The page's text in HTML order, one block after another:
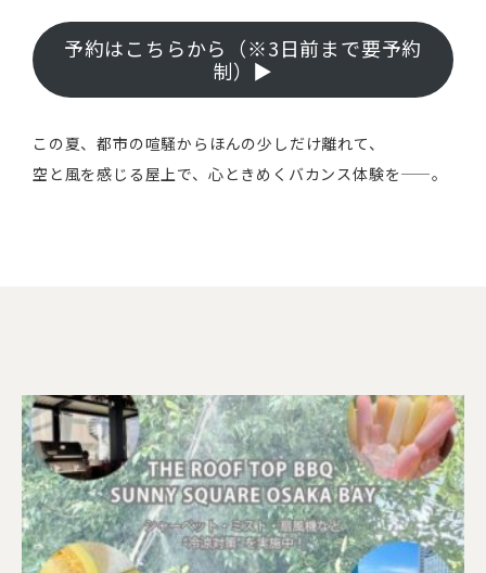
予約はこちらから（※3日前まで要予約
制）▶
この夏、都市の喧騒からほんの少しだけ離れて、
空と風を感じる屋上で、心ときめくバカンス体験を——。